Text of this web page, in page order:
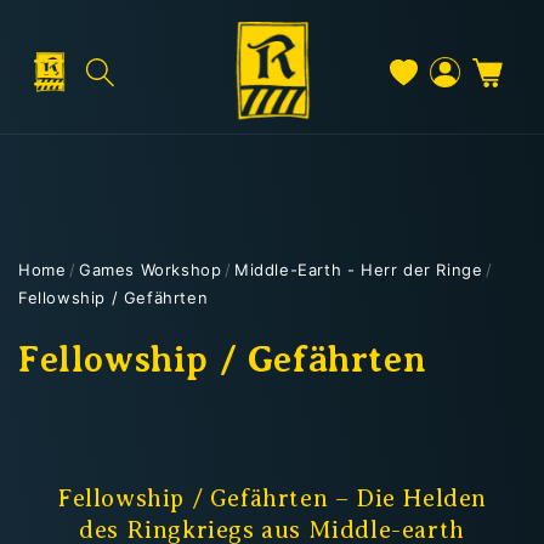
Inhalt
Warenkorb
Home / Games Workshop / Middle-Earth - Herr der Ringe /
Fellowship / Gefährten
K
Fellowship / Gefährten
Fellowship / Gefährten – Die Helden
des Ringkriegs aus Middle-earth
Versand & Lieferung
Versandkosten
Österreich & EU: ab200 €